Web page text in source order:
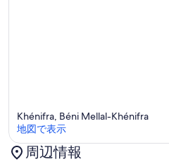
Khénifra, Béni Mellal-Khénifra
地図で表示
周辺情報